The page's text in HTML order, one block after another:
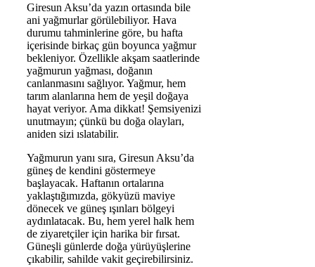
Giresun Aksu’da yazın ortasında bile
ani yağmurlar görülebiliyor. Hava
durumu tahminlerine göre, bu hafta
içerisinde birkaç gün boyunca yağmur
bekleniyor. Özellikle akşam saatlerinde
yağmurun yağması, doğanın
canlanmasını sağlıyor. Yağmur, hem
tarım alanlarına hem de yeşil doğaya
hayat veriyor. Ama dikkat! Şemsiyenizi
unutmayın; çünkü bu doğa olayları,
aniden sizi ıslatabilir.
Yağmurun yanı sıra, Giresun Aksu’da
güneş de kendini göstermeye
başlayacak. Haftanın ortalarına
yaklaştığımızda, gökyüzü maviye
dönecek ve güneş ışınları bölgeyi
aydınlatacak. Bu, hem yerel halk hem
de ziyaretçiler için harika bir fırsat.
Güneşli günlerde doğa yürüyüşlerine
çıkabilir, sahilde vakit geçirebilirsiniz.